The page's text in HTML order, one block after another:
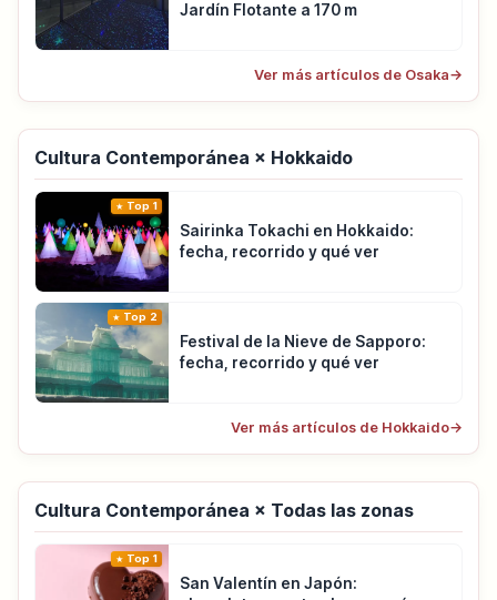
Jardín Flotante a 170 m
Ver más artículos de Osaka→
Cultura Contemporánea × Hokkaido
Top 1
Sairinka Tokachi en Hokkaido:
fecha, recorrido y qué ver
Top 2
Festival de la Nieve de Sapporo:
fecha, recorrido y qué ver
Ver más artículos de Hokkaido→
Cultura Contemporánea × Todas las zonas
Top 1
San Valentín en Japón: